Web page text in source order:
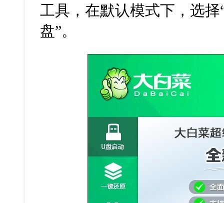
工具，在默认模式下，选择
盘”。